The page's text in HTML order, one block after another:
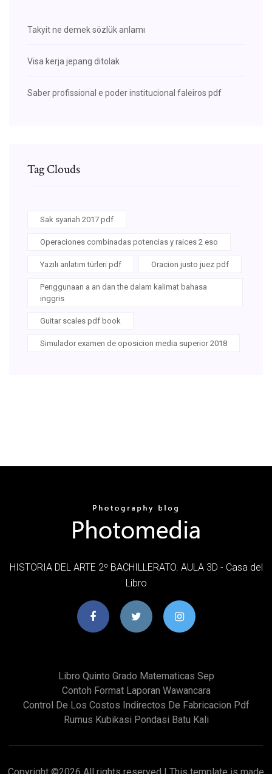
Takyit ne demek sözlük anlamı
Visa kerja jepang ditolak
Saber profissional e poder institucional faleiros pdf
Tag Clouds
Sak syariah 2017 pdf
Operaciones combinadas potencias y raices 2 eso
Yazılı anlatım türleri pdf Oracion justo juez pdf
Penggunaan a an dan the dalam kalimat bahasa
inggris
Guitar scales pdf book
Simulador examen de oposicion media superior 2018
HISTORIA DEL ARTE 2º BACHILLERATO. AULA 3D - Casa del
Libro
Libro Quinto Grado Matematicas Sep
Contoh Format Laporan Wawancara
Control De Los Costos Indirectos De Fabricacion Pdf
Rumus Kubikasi Pondasi Batu Kali